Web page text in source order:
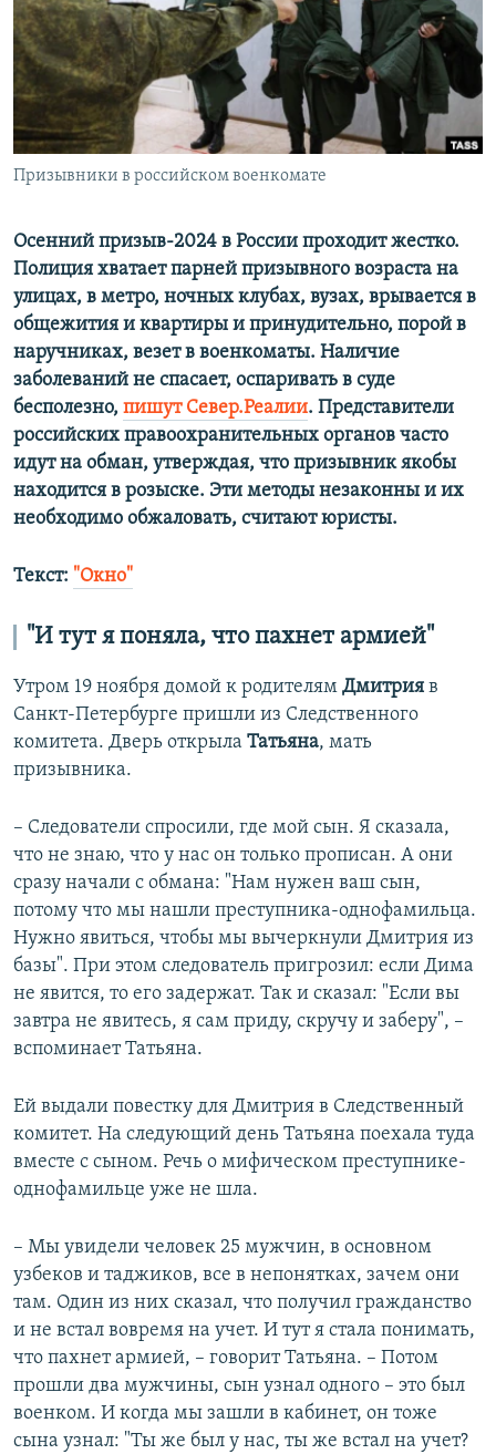
ПОБЕДИТЕЛЕЙ НЕ СУДЯТ?
КРЫМ.НЕПОКОРЕННЫЙ
ELIFBE
УКРАИНСКАЯ ПРОБЛЕМА КРЫМА
ПРИСОЕДИНЯЙТЕСЬ!
Все сайты RFE/RL
Призывники в российском военкомате
Осенний призыв-2024 в России проходит жестко.
Полиция хватает парней призывного возраста на
улицах, в метро, ночных клубах, вузах, врывается в
общежития и квартиры и принудительно, порой в
наручниках, везет в военкоматы. Наличие
заболеваний не спасает, оспаривать в суде
бесполезно, пишут Север.Реалии. Представители
российских правоохранительных органов часто
идут на обман, утверждая, что призывник якобы
находится в розыске. Эти методы незаконны и их
необходимо обжаловать, считают юристы.
Текст: "Окно"
"И тут я поняла, что пахнет армией"
Утром 19 ноября домой к родителям Дмитрия в
Санкт-Петербурге пришли из Следственного
комитета. Дверь открыла Татьяна, мать
призывника.
– Следователи спросили, где мой сын. Я сказала,
что не знаю, что у нас он только прописан. А они
сразу начали с обмана: "Нам нужен ваш сын,
потому что мы нашли преступника-однофамильца.
Нужно явиться, чтобы мы вычеркнули Дмитрия из
базы". При этом следователь пригрозил: если Дима
не явится, то его задержат. Так и сказал: "Если вы
завтра не явитесь, я сам приду, скручу и заберу", –
вспоминает Татьяна.
Ей выдали повестку для Дмитрия в Следственный
комитет. На следующий день Татьяна поехала туда
вместе с сыном. Речь о мифическом преступнике-
однофамильце уже не шла.
– Мы увидели человек 25 мужчин, в основном
узбеков и таджиков, все в непонятках, зачем они
там. Один из них сказал, что получил гражданство
и не встал вовремя на учет. И тут я стала понимать,
что пахнет армией, – говорит Татьяна. – Потом
прошли два мужчины, сын узнал одного – это был
военком. И когда мы зашли в кабинет, он тоже
сына узнал: "Ты же был у нас, ты же встал на учет?